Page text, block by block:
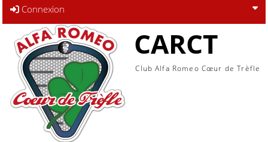
Connexion
CARCT
Club Alfa Romeo Cœur de Trèfle